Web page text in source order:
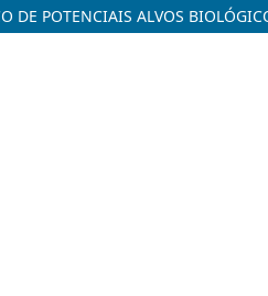
DE POTENCIAIS ALVOS